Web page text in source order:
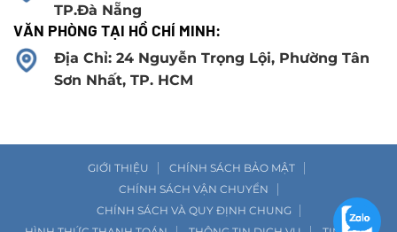
TP.Đà Nẵng
VĂN PHÒNG TẠI HỒ CHÍ MINH:
Địa Chỉ: 24 Nguyễn Trọng Lội, Phường Tân
Sơn Nhất, TP. HCM
GIỚI THIỆU
CHÍNH SÁCH BẢO MẬT
CHÍNH SÁCH VẬN CHUYỂN
CHÍNH SÁCH VÀ QUY ĐỊNH CHUNG